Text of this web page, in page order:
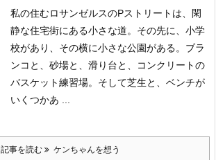
私の住むロサンゼルスのPストリートは、閑
静な住宅街にある小さな道。その先に、小学
校があり、その横に小さな公園がある。 ブラ
ンコと、砂場と、滑り台と、コンクリートの
バスケット練習場。 そして芝生と、ベンチが
いくつかあ ...
記事を読む ケンちゃんを想う